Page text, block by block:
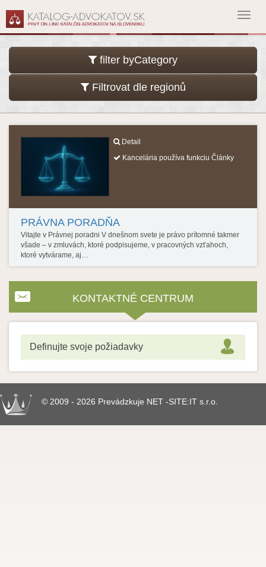
filter byCategory
Filtrovat dle regionů
Detail
Kancelária používa funkciu Články
PRÁVNA PORADŇA
Vitajte v Právnej poradni V dnešnom svete je právo prítomné takmer
všade – v zmluvách, ktoré podpisujeme, v pracovných vzťahoch,
ktoré vytvárame, aj…
KONTAKTNÉ CENTRUM
Definujte svoje požiadavky
© 2009 - 2026 Prevádzkuje NET -SITE:IT s.r.o.